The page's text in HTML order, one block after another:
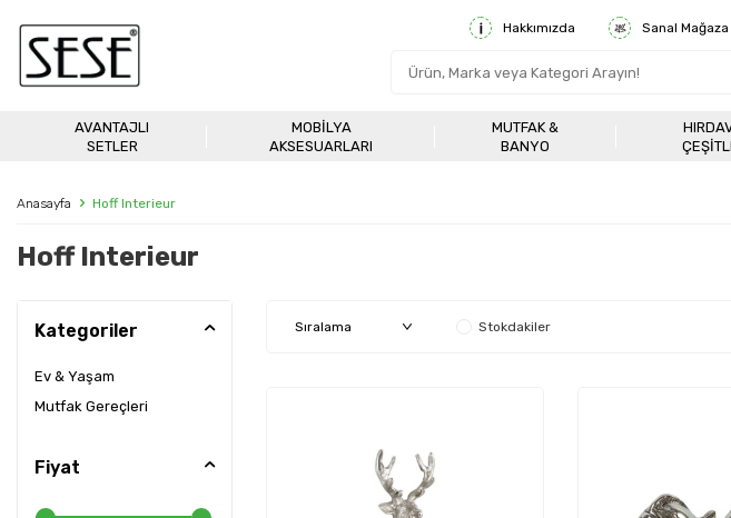
Hakkımızda Sanal Mağaza
AVANTAJLI
SETLER
MOBILYA
AKSESUARLARI
MUTFAK &
BANYO
Anasayfa Hoff Interieur
Hoff Interieur
Kategoriler
Ev & Yaşam
Mutfak Gereçleri
Fiyat
Stokdakiler